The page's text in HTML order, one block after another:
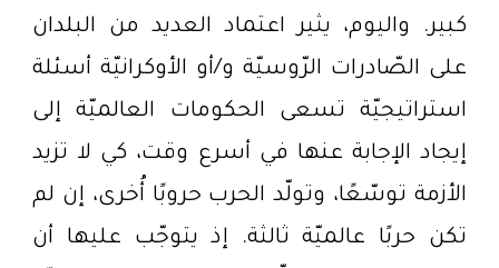
كبير. واليوم، يثير اعتماد العديد من البلدان
على الصّادرات الرّوسيّة و/أو الأوكرانيّة أسئلة
استراتيجيّة تسعى الحكومات العالميّة إلى
إيجاد الإجابة عنها في أسرع وقت، كي لا تزيد
الأزمة توسّعًا، وتولّد الحرب حروبًا أُخرى، إن لم
تكن حربًا عالميّة ثالثة. إذ يتوجّب عليها أن